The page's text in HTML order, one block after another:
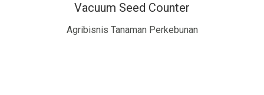
Vacuum Seed Counter
Agribisnis Tanaman Perkebunan